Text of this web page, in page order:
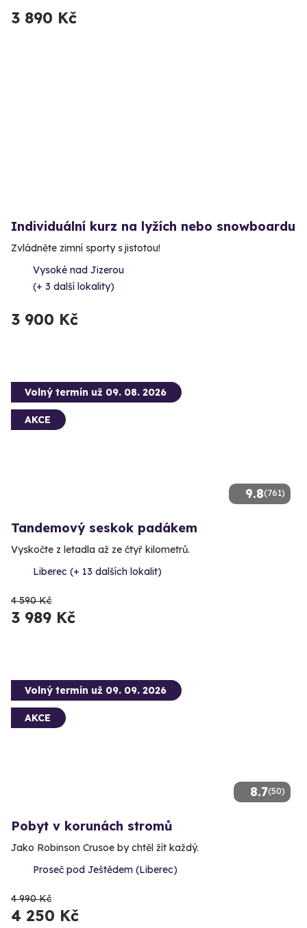
3 890 Kč
Individuální kurz na lyžích nebo snowboardu
Zvládněte zimní sporty s jistotou!
Vysoké nad Jizerou
(+ 3 další lokality)
3 900 Kč
9.8(761)
Volný termín už 09. 08. 2026
AKCE
Tandemový seskok padákem
Vyskočte z letadla až ze čtyř kilometrů.
Liberec (+ 13 dalších lokalit)
4 590 Kč
3 989 Kč
8.7(50)
Volný termín už 09. 09. 2026
AKCE
Pobyt v korunách stromů
Jako Robinson Crusoe by chtěl žít každý.
Proseč pod Ještědem (Liberec)
4 990 Kč
4 250 Kč